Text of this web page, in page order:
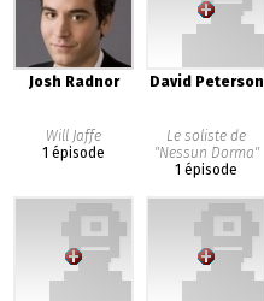
Josh Radnor
Will Jaffe
1 épisode
David Peterson
Le soliste de
"Nessun Dorma"
1 épisode